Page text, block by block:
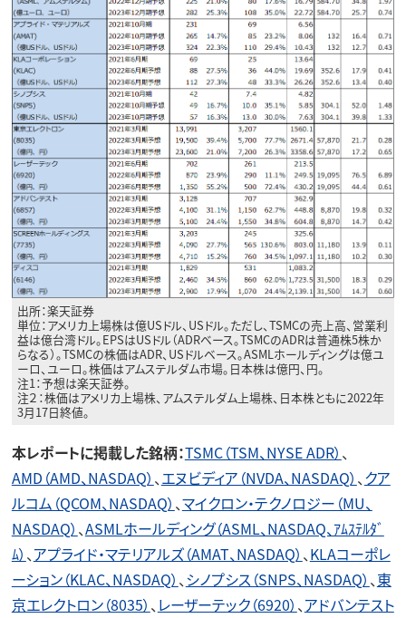
出所：楽天証券
単位：アメリカ上場株は億USドル、USドル。ただし、TSMCの売上高、営業利
益は億台湾ドル。EPSはUSドル（ADRベース。TSMCのADRは普通株5株か
らなる）。TSMCの株価はADR、USドルベース。ASMLホールディングは億ユ
ーロ、ユーロ。株価はアムステルダム市場。日本株は億円、円。
注1：予想は楽天証券。
注２：株価はアメリカ上場株、アムステルダム上場株、日本株ともに2022年
3月17日終値。
本レポートに掲載した銘柄：TSMC（TSM、NYSE ADR） 、
AMD（AMD、NASDAQ） 、エヌビディア（NVDA、NASDAQ） 、クア
ルコム（QCOM、NASDAQ） 、マイクロン・テクノロジー（MU、
NASDAQ） 、ASMLホールディング（ASML、NASDAQ、ｱﾑｽﾃﾙﾀﾞ
ﾑ） 、アプライド・マテリアルズ（AMAT、NASDAQ） 、KLAコーポレ
ーション（KLAC、NASDAQ） 、シノプシス（SNPS、NASDAQ） 、東
京エレクトロン（8035） 、 レーザーテック（6920） 、アドバンテスト